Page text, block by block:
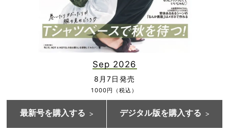
Sep 2026
8月7日発売
1000円（税込）
最新号を購入する デジタル版を購入する